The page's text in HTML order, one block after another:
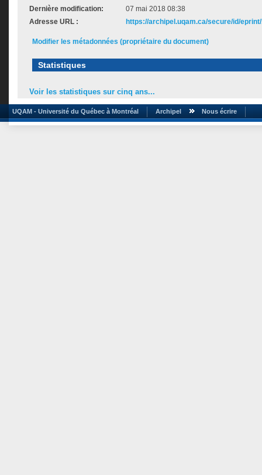
Dernière modification:
07 mai 2018 08:38
Adresse URL :
https://archipel.uqam.ca/secure/id/
Modifier les métadonnées (propriétaire du document)
Statistiques
Voir les statistiques sur cinq ans...
UQAM - Université du Québec à Montréal Archipel Nous écrire